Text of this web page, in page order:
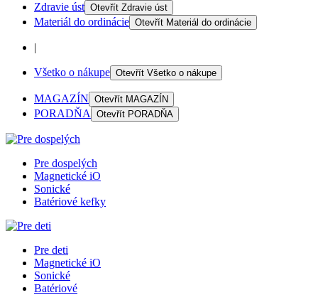
Zdravie úst Otevřít Zdravie úst
Materiál do ordinácie Otevřít Materiál do ordinácie
|
Všetko o nákupe Otevřít Všetko o nákupe
MAGAZÍN Otevřít MAGAZÍN
PORADŇA Otevřít PORADŇA
Pre dospelých
Magnetické iO
Sonické
Batériové kefky
Pre deti
Magnetické iO
Sonické
Batériové